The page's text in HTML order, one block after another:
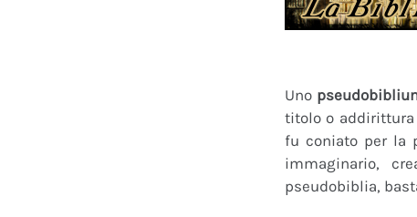
Uno
titolo o
fu coniato per la
immaginario,
pseudobiblia,